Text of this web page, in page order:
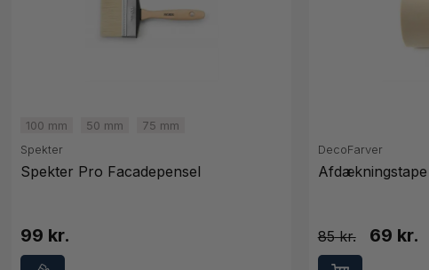
100 mm 50 mm
75 mm
Spekter
Spekter Pro Facadepensel
99 kr.
DecoFarver
85 69 kr.